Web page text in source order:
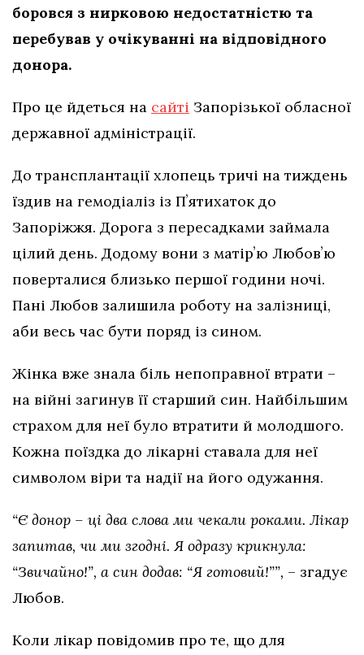
боровся з нирковою недостатністю та
перебував у очікуванні на відповідного
донора.
Про це йдеться на сайті Запорізької обласної
державної адміністрації.
До трансплантації хлопець тричі на тиждень
їздив на гемодіаліз із Пʼятихаток до
Запоріжжя. Дорога з пересадками займала
цілий день. Додому вони з матірʼю Любовʼю
поверталися близько першої години ночі.
Пані Любов залишила роботу на залізниці,
аби весь час бути поряд із сином.
Жінка вже знала біль непоправної втрати –
на війні загинув її старший син. Найбільшим
страхом для неї було втратити й молодшого.
Кожна поїздка до лікарні ставала для неї
символом віри та надії на його одужання.
“Є донор – ці два слова ми чекали роками. Лікар
запитав, чи ми згодні. Я одразу крикнула:
“Звичайно!”, а син додав: “Я готовий!””, – згадує
Любов.
Коли лікар повідомив про те, що для